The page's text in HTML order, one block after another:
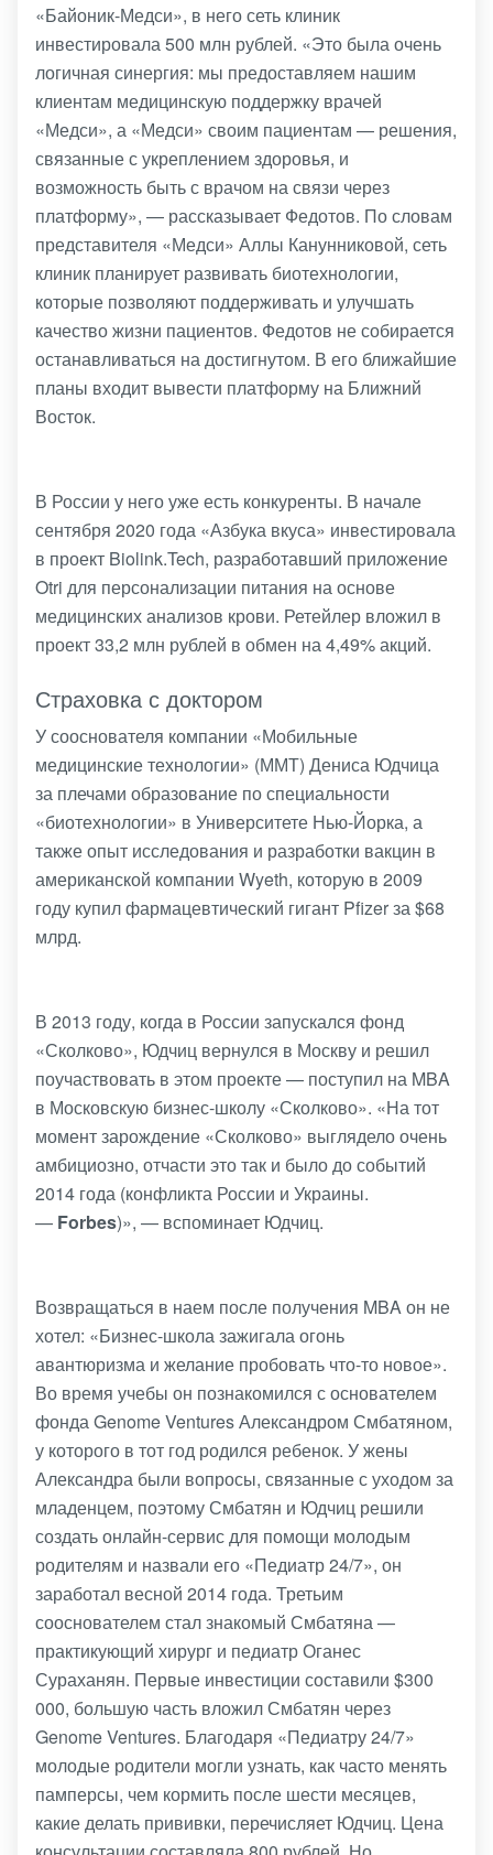
«Байоник-Медси», в него сеть клиник
инвестировала 500 млн рублей. «Это была очень
логичная синергия: мы предоставляем нашим
клиентам медицинскую поддержку врачей
«Медси», а «Медси» своим пациентам — решения,
связанные с укреплением здоровья, и
возможность быть с врачом на связи через
платформу», — рассказывает Федотов. По словам
представителя «Медси» Аллы Канунниковой, сеть
клиник планирует развивать биотехнологии,
которые позволяют поддерживать и улучшать
качество жизни пациентов. Федотов не собирается
останавливаться на достигнутом. В его ближайшие
планы входит вывести платформу на Ближний
Восток.
В России у него уже есть конкуренты. В начале
сентября 2020 года «Азбука вкуса» инвестировала
в проект Biolink.Tech, разработавший приложение
Otri для персонализации питания на основе
медицинских анализов крови. Ретейлер вложил в
проект 33,2 млн рублей в обмен на 4,49% акций.
Страховка с доктором
У сооснователя компании «Мобильные
медицинские технологии» (ММТ) Дениса Юдчица
за плечами образование по специальности
«биотехнологии» в Университете Нью-Йорка, а
также опыт исследования и разработки вакцин в
американской компании Wyeth, которую в 2009
году купил фармацевтический гигант Pfizer за $68
млрд.
В 2013 году, когда в России запускался фонд
«Сколково», Юдчиц вернулся в Москву и решил
поучаствовать в этом проекте — поступил на MBA
в Московскую бизнес-школу «Сколково». «На тот
момент зарождение «Сколково» выглядело очень
амбициозно, отчасти это так и было до событий
2014 года (конфликта России и Украины.
— Forbes)», — вспоминает Юдчиц.
Возвращаться в наем после получения MBA он не
хотел: «Бизнес-школа зажигала огонь
авантюризма и желание пробовать что-то новое».
Во время учебы он познакомился с основателем
фонда Genome Ventures Александром Смбатяном,
у которого в тот год родился ребенок. У жены
Александра были вопросы, связанные с уходом за
младенцем, поэтому Смбатян и Юдчиц решили
создать онлайн-сервис для помощи молодым
родителям и назвали его «Педиатр 24/7», он
заработал весной 2014 года. Третьим
сооснователем стал знакомый Смбатяна —
практикующий хирург и педиатр Оганес
Сураханян. Первые инвестиции составили $300
000, большую часть вложил Смбатян через
Genome Ventures. Благодаря «Педиатру 24/7»
молодые родители могли узнать, как часто менять
памперсы, чем кормить после шести месяцев,
какие делать прививки, перечисляет Юдчиц. Цена